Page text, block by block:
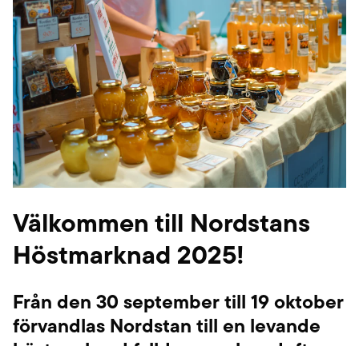
Välkommen till Nordstans
Höstmarknad 2025!
Från den 30 september till 19 oktober
förvandlas Nordstan till en levande